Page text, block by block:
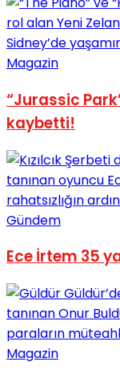
Magazin
“Jurassic
kaybetti!
Gündem
Ece İrtem 35
Magazin